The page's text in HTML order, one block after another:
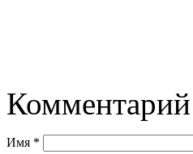
Комментарий
Имя *